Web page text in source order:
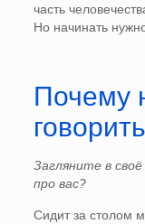
часть
Но начинать
Почему
Загляните в
про вас?
Сидит за столом